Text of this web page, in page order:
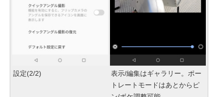
設定(2/2)
表示/編集はギャラリー。ポー
トレートモードはあとからピ